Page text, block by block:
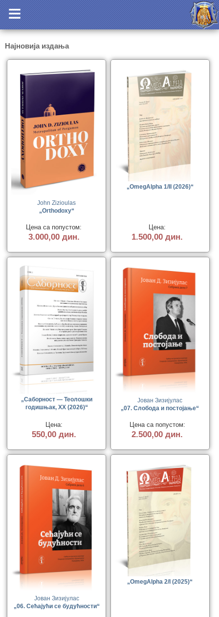
Најновија издања
John Zizioulas
„Orthodoxy“
Цена са попустом:
3.000,00 дин.
„OmegAlpha 1/II (2026)“
Цена:
1.500,00 дин.
„Саборност — Теолошки
годишњак, XX (2026)“
Цена:
550,00 дин.
Јован Зизијулас
„07. Слобода и постојање“
Цена са попустом:
2.500,00 дин.
Јован Зизијулас
„06. Сећајући се будућности“
„OmegAlpha 2/I (2025)“